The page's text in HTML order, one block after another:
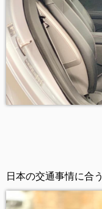
日本の交通事情に合う